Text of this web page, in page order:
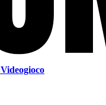
Videogioco